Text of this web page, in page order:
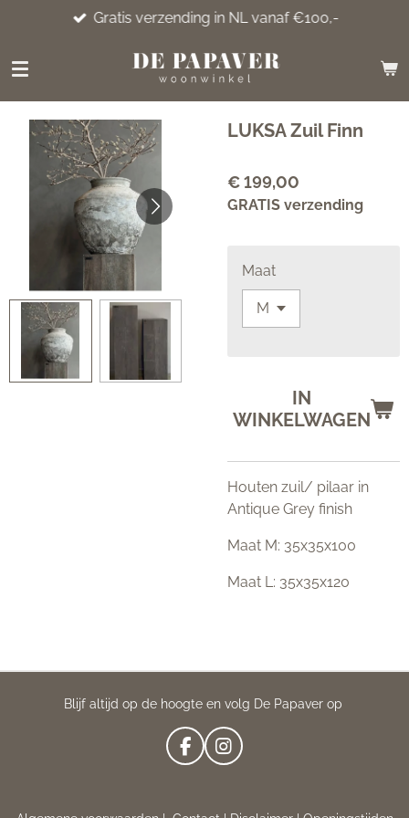
naar
hoofdinhoud
Gratis verzending in NL vanaf €100,-
LUKSA Zuil Finn
€ 199,00
GRATIS verzending
Maat
IN
WINKELWAGEN
Houten zuil/ pilaar in
Antique Grey finish
Maat M: 35x35x100
Maat L: 35x35x120
Blijf altijd op de hoogte en volg De Papaver op
F
A
I
N